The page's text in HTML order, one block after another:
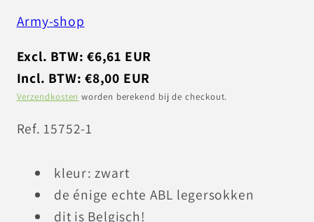
Army-shop
Excl. BTW: €6,61 EUR
Incl. BTW: €8,00 EUR
Verzendkosten worden berekend bij de checkout.
SKU:
Ref. 15752-1
kleur: zwart
de énige echte ABL legersokken
dit is Belgisch!